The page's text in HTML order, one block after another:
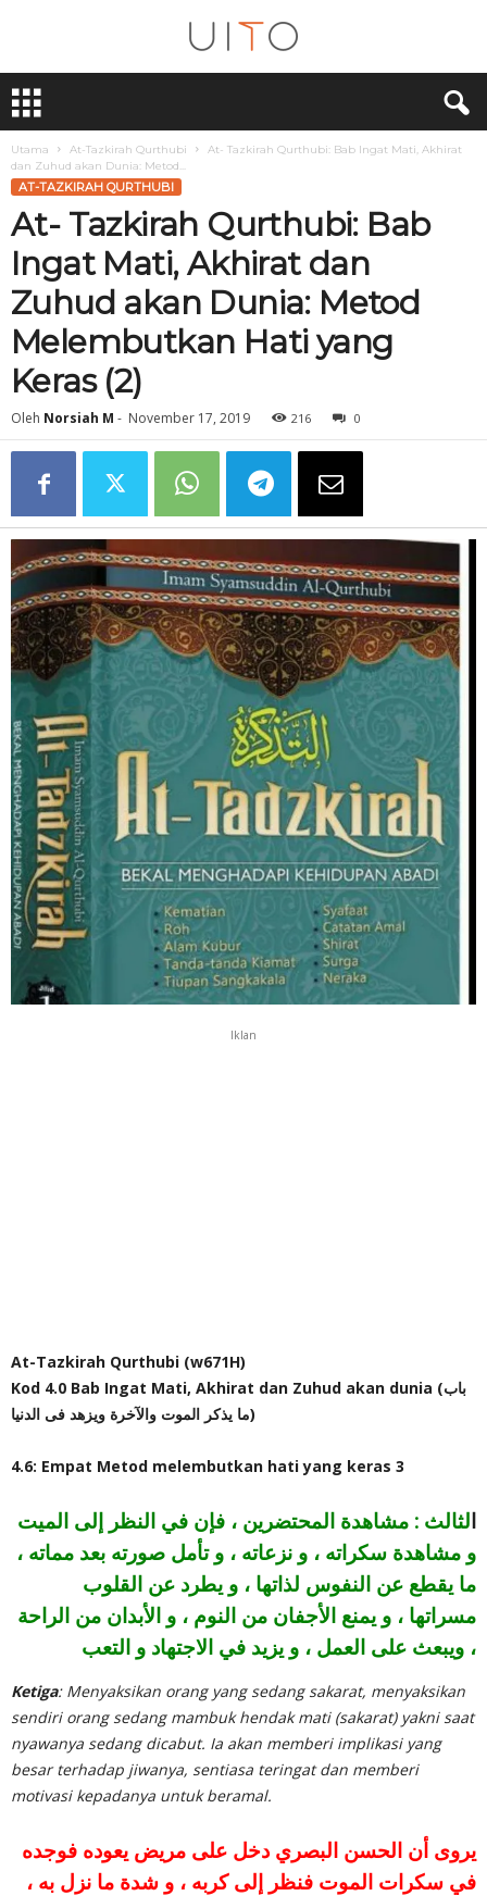
T
Utama At-Tazkirah Qurthubi
At- Tazkirah Qurthubi: Bab Ingat Mati, Akhirat
dan Zuhud akan Dunia: Metod...
AT-TAZKIRAH QURTHUBI
At- Tazkirah Qurthubi: Bab
Ingat Mati, Akhirat dan
Zuhud akan Dunia: Metod
Melembutkan Hati yang
Keras (2)
Oleh Norsiah M - November 17, 2019 216 0
Iklan
At-Tazkirah Qurthubi (w671H)
Kod 4.0 Bab Ingat Mati, Akhirat dan Zuhud akan dunia (باب
ما يذكر الموت والآخرة ويزهد فى الدنيا)
4.6: Empat Metod melembutkan hati yang keras 3
لثالث : مشاهدة المحتضرين ، فإن في النظر إلى الميت
و مشاهدة سكراته ، و نزعاته ، و تأمل صورته بعد مماته ،
ما يقطع عن النفوس لذاتها ، و يطرد عن القلوب
مسراتها ، و يمنع الأجفان من النوم ، و الأبدان من الراحة
، ويبعث على العمل ، و يزيد في الاجتهاد و التعب
Ketiga: Menyaksikan orang yang sedang sakarat, menyaksikan
sendiri orang sedang mambuk hendak mati (sakarat) yakni saat
nyawanya sedang dicabut. Ia akan memberi implikasi yang
besar terhadap jiwanya, sentiasa teringat dan memberi
motivasi kepadanya untuk beramal.
يروى أن الحسن البصري دخل على مريض يعوده فوجده
في سكرات الموت فنظر إلى كربه ، و شدة ما نزل به ،